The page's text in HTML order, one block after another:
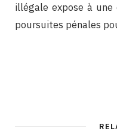
illégale expose à
poursuites pénales